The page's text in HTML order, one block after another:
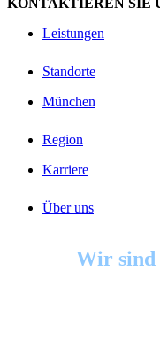
Leistungen
Standorte
München
Region
Karriere
Über uns
Wir sind